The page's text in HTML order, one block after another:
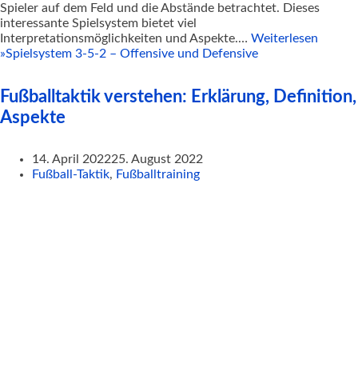
Spieler auf dem Feld und die Abstände betrachtet. Dieses
interessante Spielsystem bietet viel
Interpretationsmöglichkeiten und Aspekte.… Weiterlesen
»Spielsystem 3-5-2 – Offensive und Defensive
Fußballtaktik verstehen: Erklärung, Definition,
Aspekte
14. April 202225. August 2022
Fußball-Taktik, Fußballtraining